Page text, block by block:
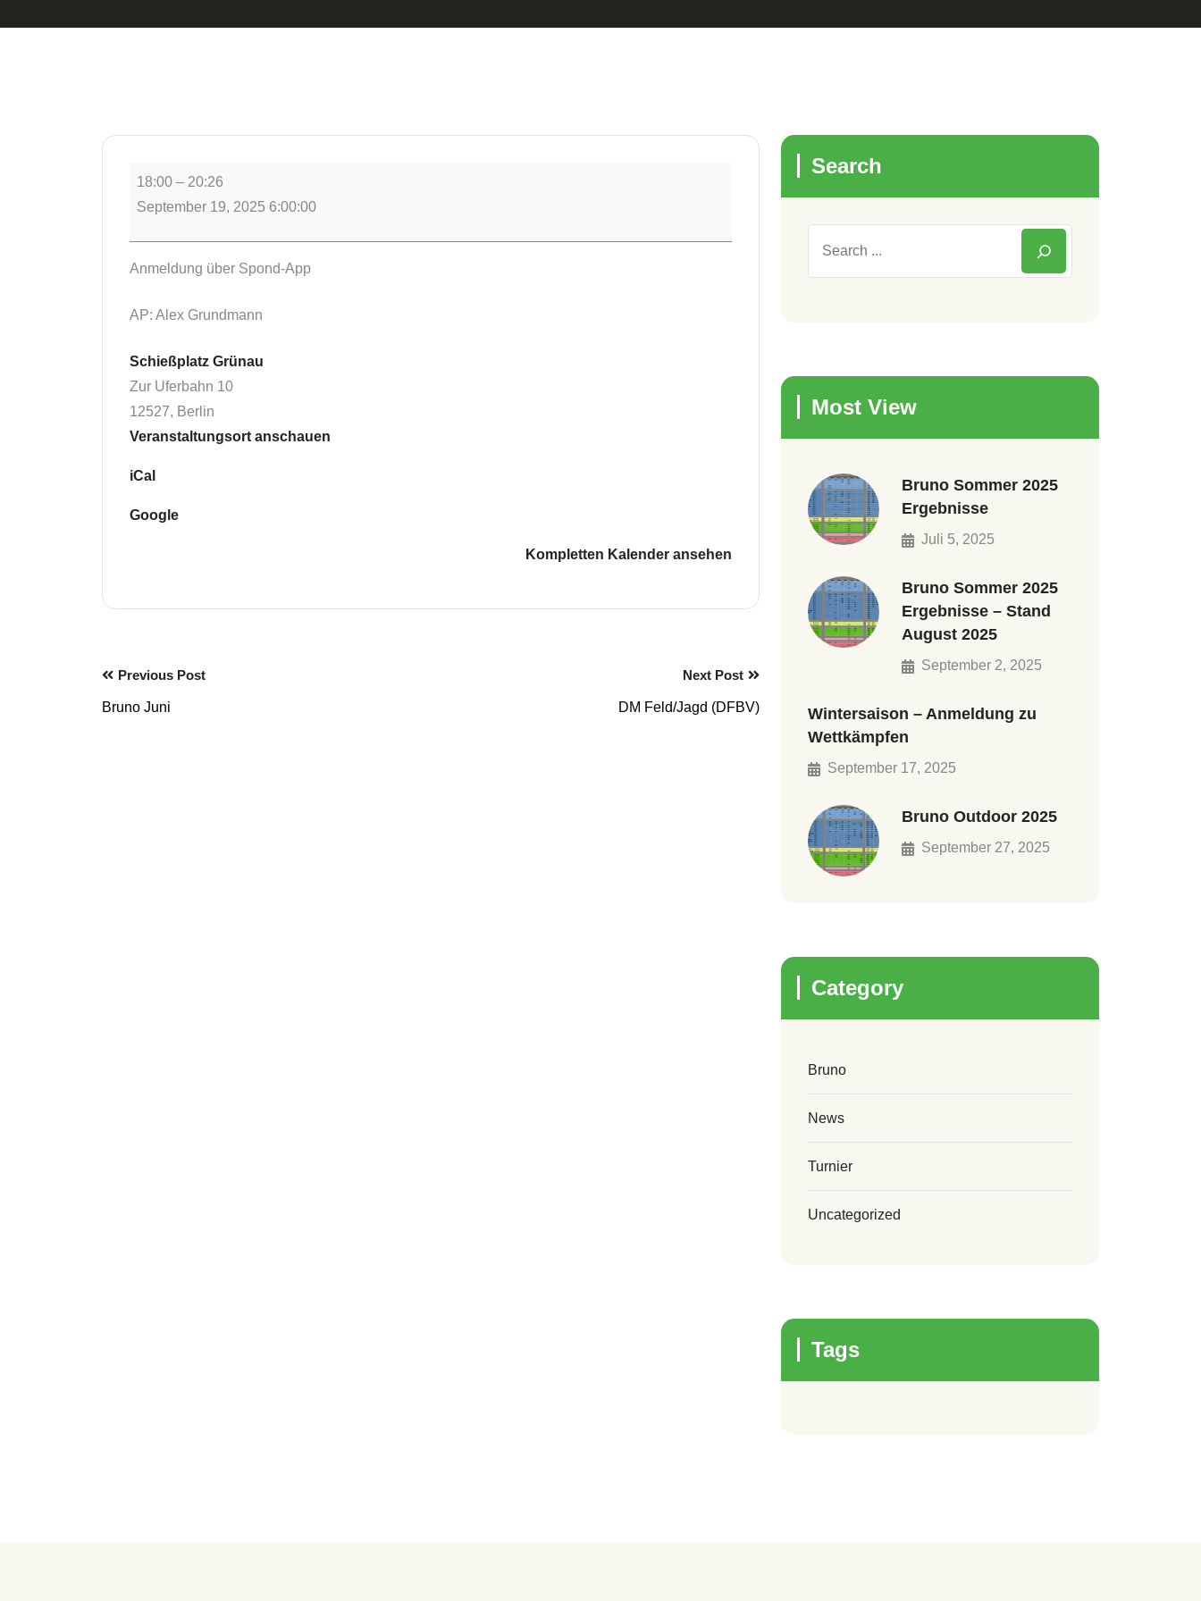
18:00 – 20:26
September 19, 2025 6:00:00
Anmeldung über Spond-App
AP: Alex Grundmann
Schießplatz Grünau
Zur Uferbahn 10
12527, Berlin
Veranstaltungsort anschauen
iCal
Google
Kompletten Kalender ansehen
Previous Post
Bruno Juni
Next Post
DM Feld/Jagd (DFBV)
Search
Most View
Bruno Sommer 2025
Ergebnisse
Juli 5, 2025
Bruno Sommer 2025
Ergebnisse – Stand
August 2025
September 2, 2025
Wintersaison – Anmeldung zu
Wettkämpfen
September 17, 2025
Bruno Outdoor 2025
September 27, 2025
Category
Bruno
News
Turnier
Uncategorized
Tags